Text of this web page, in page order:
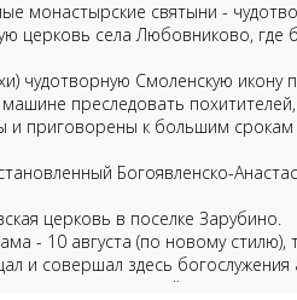
монастырские святыни -
церковь села Любовниково, где
чудотворную Смоленскую икону
преследовать
и приговорены к большим срокам
Богоявленско-
церковь в поселке Зарубино.
- 10 августа (по новому стилю),
и совершал здесь богослужения
и архиерейские награды.